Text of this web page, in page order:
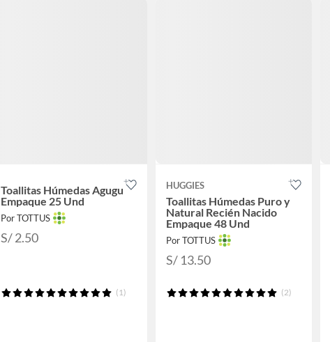
Toallitas Húmedas Agugu
Empaque 25 Und
Por TOTTUS
S/ 2.50
(1)
HUGGIES
Toallitas Húmedas Puro y
Natural Recién Nacido
Empaque 48 Und
Por TOTTUS
S/ 13.50
(2)